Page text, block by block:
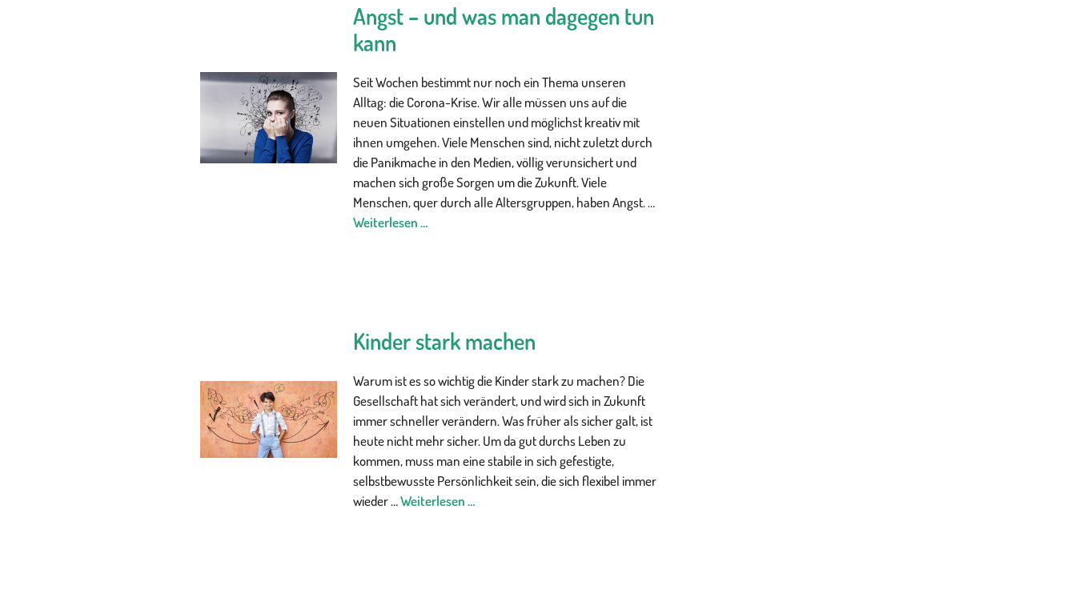
Angst – und was man dagegen tun
kann
Seit Wochen bestimmt nur noch ein Thema unseren
Alltag: die Corona-Krise. Wir alle müssen uns auf die
neuen Situationen einstellen und möglichst kreativ mit
ihnen umgehen. Viele Menschen sind, nicht zuletzt durch
die Panikmache in den Medien, völlig verunsichert und
machen sich große Sorgen um die Zukunft. Viele
Menschen, quer durch alle Altersgruppen, haben Angst. …
Weiterlesen …
Kinder stark machen
Warum ist es so wichtig die Kinder stark zu machen? Die
Gesellschaft hat sich verändert, und wird sich in Zukunft
immer schneller verändern. Was früher als sicher galt, ist
heute nicht mehr sicher. Um da gut durchs Leben zu
kommen, muss man eine stabile in sich gefestigte,
selbstbewusste Persönlichkeit sein, die sich flexibel immer
wieder …Weiterlesen …